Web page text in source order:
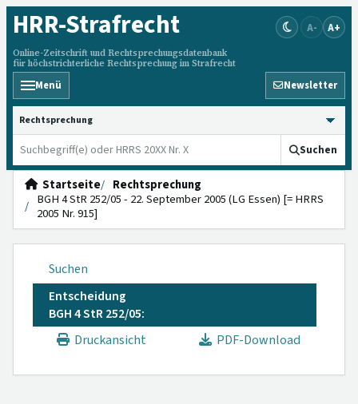
HRR-Strafrecht
Online-Zeitschrift und Rechtsprechungsdatenbank
für höchstrichterliche Rechtsprechung im Strafrecht
A- A+
Menü Newsletter
HRRS durchsuchen
Suchen
Startseite
Rechtsprechung
BGH 4 StR 252/05 - 22. September 2005 (LG Essen) [= HRRS
2005 Nr. 915]
Suchen
Entscheidung
BGH 4 StR 252/05:
Druckansicht
PDF-Download